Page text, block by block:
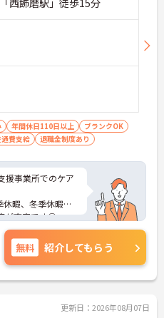
西飾磨駅」徒歩15分
年間休日110日以上
ブランクOK
費支給 退職金制度あり
援事業所でのケア
暇、冬季休暇、
が充実です◎
もOKです！研修も
さい☆
イントなど、さら
気軽にご相談くだ
無料 紹介してもらう
更新日：2026年08月07日